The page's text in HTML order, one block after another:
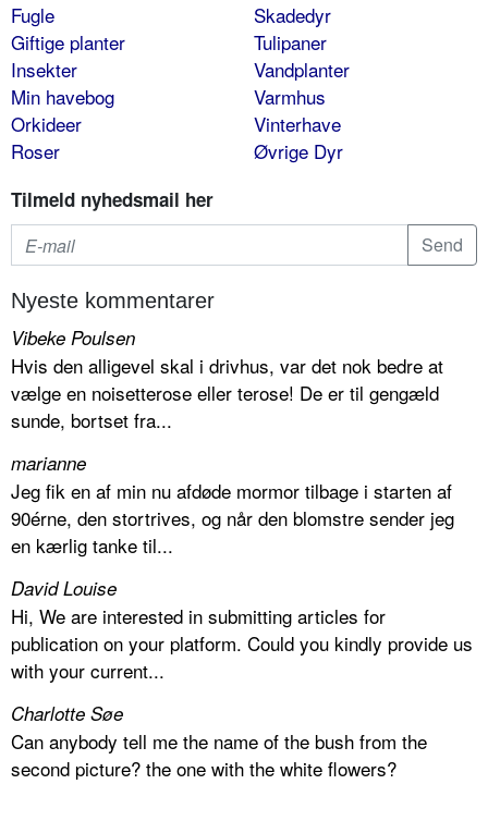
Fugle
Giftige planter
Insekter
Min havebog
Orkideer
Roser
Skadedyr
Tulipaner
Vandplanter
Varmhus
Vinterhave
Øvrige Dyr
Tilmeld nyhedsmail her
Nyeste kommentarer
Vibeke Poulsen
Hvis den alligevel skal i drivhus, var det nok bedre at
vælge en noisetterose eller terose! De er til gengæld
sunde, bortset fra...
marianne
Jeg fik en af min nu afdøde mormor tilbage i starten af
90érne, den stortrives, og når den blomstre sender jeg
en kærlig tanke til...
David Louise
Hi, We are interested in submitting articles for
publication on your platform. Could you kindly provide us
with your current...
Charlotte Søe
Can anybody tell me the name of the bush from the
second picture? the one with the white flowers?